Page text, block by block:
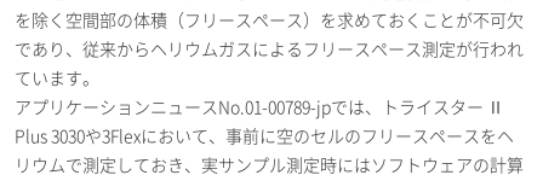
を除く空間部の体積（フリースペース）を求めておくことが不可欠
であり、従来からヘリウムガスによるフリースペース測定が行われ
ています。
アプリケーションニュースNo.01-00789-jpでは、トライスター Ⅱ
Plus 3030や3Flexにおいて、事前に空のセルのフリースペースをヘ
リウムで測定しておき、実サンプル測定時にはソフトウェアの計算